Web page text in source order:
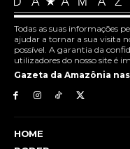
Todas as suas informações
ajudar a tornar a sua visita
possível. A garantia da
utilizadores do nosso site é
Gazeta da Amazônia
HOME